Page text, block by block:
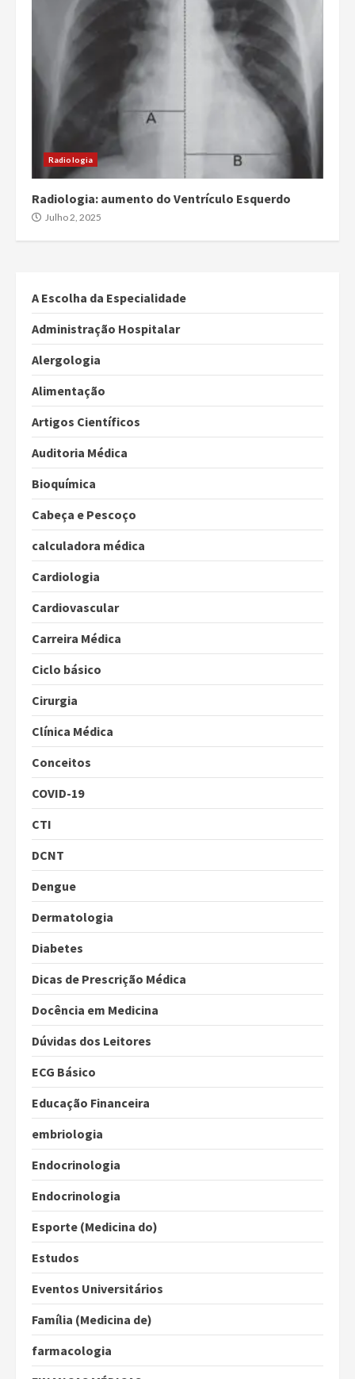
Radiologia
Radiologia: aumento do Ventrículo Esquerdo
Julho 2, 2025
A Escolha da Especialidade
Administração Hospitalar
Alergologia
Alimentação
Artigos Científicos
Auditoria Médica
Bioquímica
Cabeça e Pescoço
calculadora médica
Cardiologia
Cardiovascular
Carreira Médica
Ciclo básico
Cirurgia
Clínica Médica
Conceitos
COVID-19
CTI
DCNT
Dengue
Dermatologia
Diabetes
Dicas de Prescrição Médica
Docência em Medicina
Dúvidas dos Leitores
ECG Básico
Educação Financeira
embriologia
Endocrinologia
Endocrinologia
Esporte (Medicina do)
Estudos
Eventos Universitários
Família (Medicina de)
farmacologia